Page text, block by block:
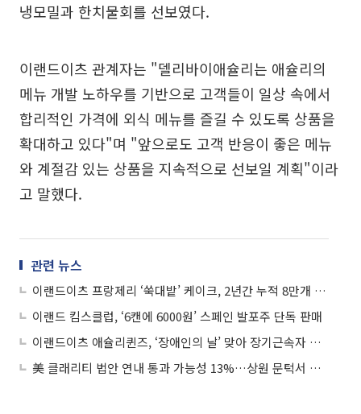
냉모밀과 한치물회를 선보였다.
이랜드이츠 관계자는 "델리바이애슐리는 애슐리의
메뉴 개발 노하우를 기반으로 고객들이 일상 속에서
합리적인 가격에 외식 메뉴를 즐길 수 있도록 상품을
확대하고 있다"며 "앞으로도 고객 반응이 좋은 메뉴
와 계절감 있는 상품을 지속적으로 선보일 계획"이라
고 말했다.
관련 뉴스
이랜드이츠 프랑제리 ‘쑥대밭’ 케이크, 2년간 누적 8만개 팔려
이랜드 킴스클럽, ‘6캔에 6000원’ 스페인 발포주 단독 판매
이랜드이츠 애슐리퀸즈, ‘장애인의 날’ 맞아 장기근속자 포상·채용 38명↑
美 클래리티 법안 연내 통과 가능성 13%…상원 문턱서 제동